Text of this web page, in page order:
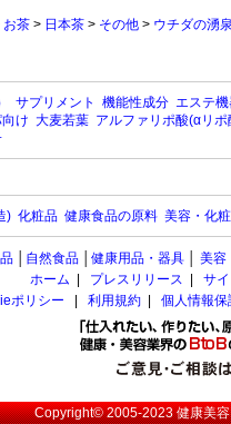
お茶 > 日本茶 > その他 > ウチダの湧
サプリメント 機能性成分 エステ
け 大麦若葉 アルファリポ酸(αリポ
) 化粧品 健康食品の原料 美容・化
自然食品 健康用品・器具 美容
ホーム
プレスリリース
サ
ポリシー
利用規約 個人情報
Copyright© 2005-2023健康美